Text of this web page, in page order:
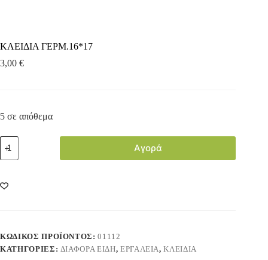
ΚΛΕΙΔΙΑ ΓΕΡΜ.16*17
3,00 €
5 σε απόθεμα
Αγορά
ΚΩΔΙΚΌΣ ΠΡΟΪΌΝΤΟΣ:01112
ΚΑΤΗΓΟΡΊΕΣ: ΔΙΑΦΟΡΑ ΕΙΔΗ, ΕΡΓΑΛΕΙΑ,ΚΛΕΙΔΙΑ